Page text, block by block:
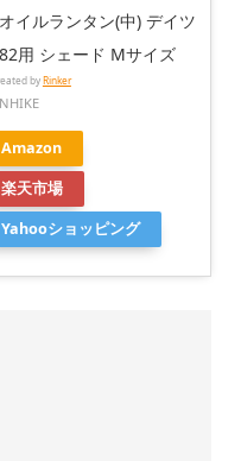
イルランタン(中) デイツ
用 シェード Mサイズ
byRinker
Amazon
楽天市場
Yahooショッピング